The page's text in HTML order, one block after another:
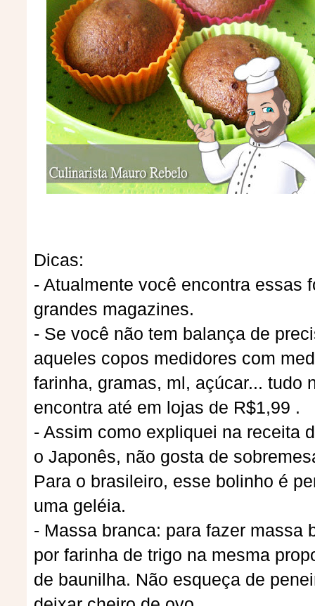
Dicas:
- Atualmente você encontra essas
grandes magazines.
- Se você não tem balança de
aqueles copos medidores com
farinha, gramas, ml, açúcar... tudo
encontra até em lojas de R$1,99 .
- Assim como expliquei na receita
o Japonês, não gosta de
Para o brasileiro, esse bolinho é
uma geléia.
- Massa branca: para fazer massa
por farinha de trigo na mesma
de baunilha. Não esqueça de